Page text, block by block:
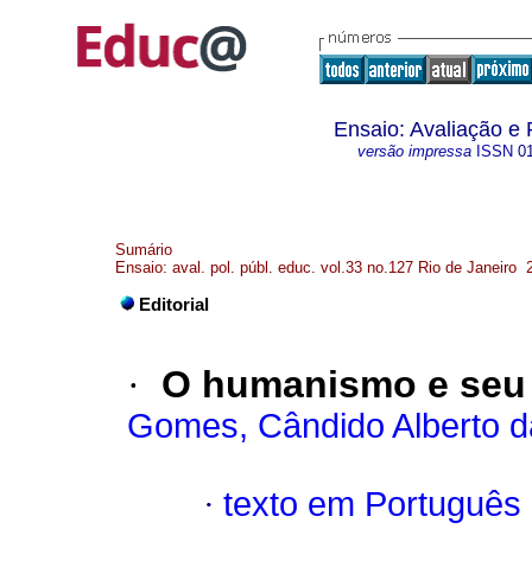
Ensaio: Avaliação e
versão impressa ISSN
Sumário
Ensaio: aval. pol. públ. educ. vol.33 no.127 Rio de Janeiro
Editorial
· O humanismo e
Gomes, Cândido Alberto
· texto em Português